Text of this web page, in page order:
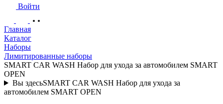
Войти
Главная
Каталог
Наборы
Лимитированные наборы
SMART CAR WASH Набор для ухода за автомобилем SMART
OPEN
Вы здесьSMART CAR WASH Набор для ухода за
автомобилем SMART OPEN